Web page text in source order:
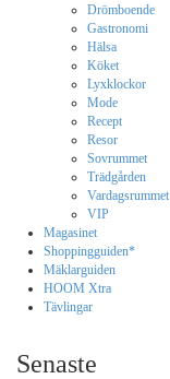
Drömboende
Gastronomi
Hälsa
Köket
Lyxklockor
Mode
Recept
Resor
Sovrummet
Trädgården
Vardagsrummet
VIP
Magasinet
Shoppingguiden*
Mäklarguiden
HOOM Xtra
Tävlingar
Senaste